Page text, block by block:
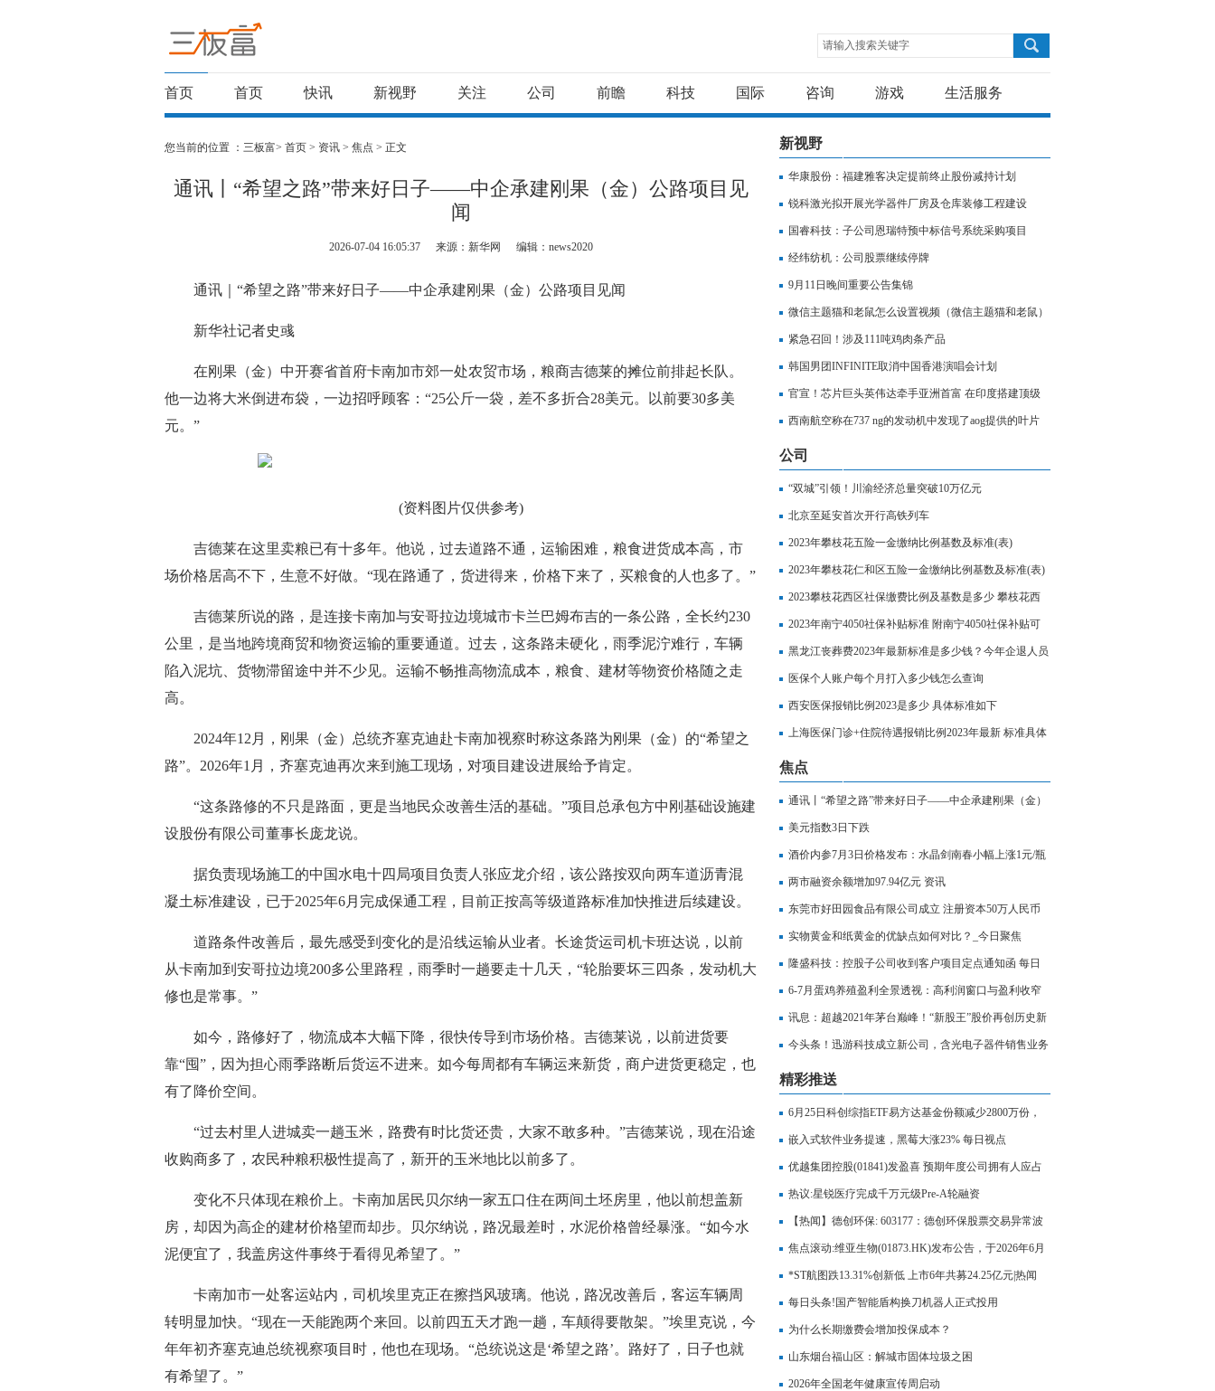
请输入搜索关键字
首页 首页 快讯 新视野 关注 公司 前瞻 科技 国际 咨询 游戏 生活服务
您当前的位置 ： 三板富> 首页 > 资讯 > 焦点 > 正文
通讯丨“希望之路”带来好日子——中企承建刚果（金）公路项目见
闻
2026-07-04 16:05:37 来源：新华网 编辑：news2020
通讯｜“希望之路”带来好日子——中企承建刚果（金）公路项目见闻
新华社记者史彧
在刚果（金）中开赛省首府卡南加市郊一处农贸市场，粮商吉德莱的摊位前排起长队。
他一边将大米倒进布袋，一边招呼顾客：“25公斤一袋，差不多折合28美元。以前要30多美
元。”
(资料图片仅供参考)
吉德莱在这里卖粮已有十多年。他说，过去道路不通，运输困难，粮食进货成本高，市
场价格居高不下，生意不好做。“现在路通了，货进得来，价格下来了，买粮食的人也多了。”
吉德莱所说的路，是连接卡南加与安哥拉边境城市卡兰巴姆布吉的一条公路，全长约230
公里，是当地跨境商贸和物资运输的重要通道。过去，这条路未硬化，雨季泥泞难行，车辆
陷入泥坑、货物滞留途中并不少见。运输不畅推高物流成本，粮食、建材等物资价格随之走
高。
2024年12月，刚果（金）总统齐塞克迪赴卡南加视察时称这条路为刚果（金）的“希望之
路”。2026年1月，齐塞克迪再次来到施工现场，对项目建设进展给予肯定。
“这条路修的不只是路面，更是当地民众改善生活的基础。”项目总承包方中刚基础设施建
设股份有限公司董事长庞龙说。
据负责现场施工的中国水电十四局项目负责人张应龙介绍，该公路按双向两车道沥青混
凝土标准建设，已于2025年6月完成保通工程，目前正按高等级道路标准加快推进后续建设。
道路条件改善后，最先感受到变化的是沿线运输从业者。长途货运司机卡班达说，以前
从卡南加到安哥拉边境200多公里路程，雨季时一趟要走十几天，“轮胎要坏三四条，发动机大
修也是常事。”
如今，路修好了，物流成本大幅下降，很快传导到市场价格。吉德莱说，以前进货要
靠“囤”，因为担心雨季路断后货运不进来。如今每周都有车辆运来新货，商户进货更稳定，也
有了降价空间。
“过去村里人进城卖一趟玉米，路费有时比货还贵，大家不敢多种。”吉德莱说，现在沿途
收购商多了，农民种粮积极性提高了，新开的玉米地比以前多了。
变化不只体现在粮价上。卡南加居民贝尔纳一家五口住在两间土坯房里，他以前想盖新
房，却因为高企的建材价格望而却步。贝尔纳说，路况最差时，水泥价格曾经暴涨。“如今水
泥便宜了，我盖房这件事终于看得见希望了。”
卡南加市一处客运站内，司机埃里克正在擦挡风玻璃。他说，路况改善后，客运车辆周
转明显加快。“现在一天能跑两个来回。以前四五天才跑一趟，车颠得要散架。”埃里克说，今
年年初齐塞克迪总统视察项目时，他也在现场。“总统说这是‘希望之路’。路好了，日子也就
有希望了。”
新视野
华康股份：福建雅客决定提前终止股份减持计划
锐科激光拟开展光学器件厂房及仓库装修工程建设
国睿科技：子公司恩瑞特预中标信号系统采购项目
经纬纺机：公司股票继续停牌
9月11日晚间重要公告集锦
微信主题猫和老鼠怎么设置视频（微信主题猫和老鼠）
紧急召回！涉及111吨鸡肉条产品
韩国男团INFINITE取消中国香港演唱会计划
官宣！芯片巨头英伟达牵手亚洲首富 在印度搭建顶级
超算、炼制本土大模型
西南航空称在737 ng的发动机中发现了aog提供的叶片
公司
“双城”引领！川渝经济总量突破10万亿元
北京至延安首次开行高铁列车
2023年攀枝花五险一金缴纳比例基数及标准(表)
2023年攀枝花仁和区五险一金缴纳比例基数及标准(表)
2023攀枝花西区社保缴费比例及基数是多少 攀枝花西
区社保缴费标准表
2023年南宁4050社保补贴标准 附南宁4050社保补贴可
以享受几年
黑龙江丧葬费2023年最新标准是多少钱？今年企退人员
丧葬费领多少钱？
医保个人账户每个月打入多少钱怎么查询
西安医保报销比例2023是多少 具体标准如下
上海医保门诊+住院待遇报销比例2023年最新 标准具体
如下
焦点
通讯丨“希望之路”带来好日子——中企承建刚果（金）
公路项目见闻
美元指数3日下跌
酒价内参7月3日价格发布：水晶剑南春小幅上涨1元/瓶
速递
两市融资余额增加97.94亿元 资讯
东莞市好田园食品有限公司成立 注册资本50万人民币
实物黄金和纸黄金的优缺点如何对比？_今日聚焦
隆盛科技：控股子公司收到客户项目定点通知函 每日
观察
6-7月蛋鸡养殖盈利全景透视：高利润窗口与盈利收窄
的周期切换 焦点播报
讯息：超越2021年茅台巅峰！“新股王”股价再创历史新
高 2个月已完成30倍跃升
今头条！迅游科技成立新公司，含光电子器件销售业务
精彩推送
6月25日科创综指ETF易方达基金份额减少2800万份，
重仓股海光信息、寒武纪、摩尔线程
嵌入式软件业务提速，黑莓大涨23% 每日视点
优越集团控股(01841)发盈喜 预期年度公司拥有人应占
溢利约300万港元 同比扭亏为盈
热议:星锐医疗完成千万元级Pre-A轮融资
【热闻】德创环保: 603177：德创环保股票交易异常波
动公告
焦点滚动:维亚生物(01873.HK)发布公告，于2026年6月
25日，该公司斥资372.19万港元回购350万股
*ST航图跌13.31%创新低 上市6年共募24.25亿元|热闻
每日头条!国产智能盾构换刀机器人正式投用
为什么长期缴费会增加投保成本？
山东烟台福山区：解城市固体垃圾之困
2026年全国老年健康宣传周启动